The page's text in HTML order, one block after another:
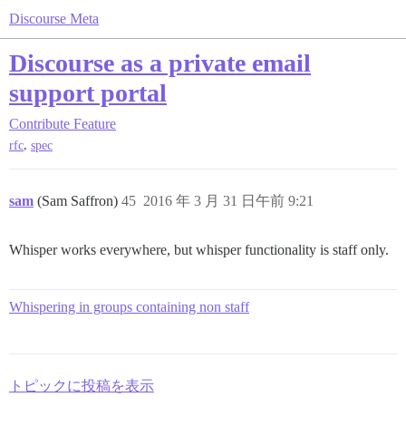
Discourse Meta
Discourse as a private email
support portal
Contribute Feature
rfc, spec
sam (Sam Saffron) 2016 年 3 月 31 日午前 9:21
45
Whisper works everywhere, but whisper functionality is staff only.
Whispering in groups containing non staff
トピックに投稿を表示